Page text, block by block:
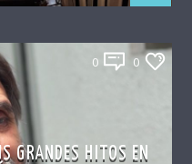
0 0
GRANDES HITOS EN